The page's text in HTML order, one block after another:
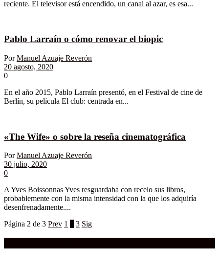
reciente. El televisor está encendido, un canal al azar, es esa...
Pablo Larraín o cómo renovar el biopic
Por Manuel Azuaje Reverón
20 agosto, 2020
0
En el año 2015, Pablo Larraín presentó, en el Festival de cine de
Berlín, su película El club: centrada en...
«The Wife» o sobre la reseña cinematográfica
Por Manuel Azuaje Reverón
30 julio, 2020
0
A Yves Boissonnas Yves resguardaba con recelo sus libros,
probablemente con la misma intensidad con la que los adquiría
desenfrenadamente....
Página 2 de 3 Prev 1 3 Sig